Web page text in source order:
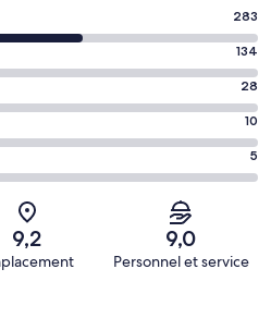
283
134
28
10
5
9,2 9,0
Personnel et service